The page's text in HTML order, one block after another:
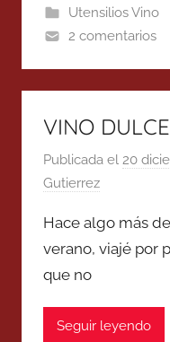
Utensilios Vino
2 comentarios
VINO
Publicada el 20
Gutierrez
Hace algo más
verano, viajé por
que no
Seguir leyendo